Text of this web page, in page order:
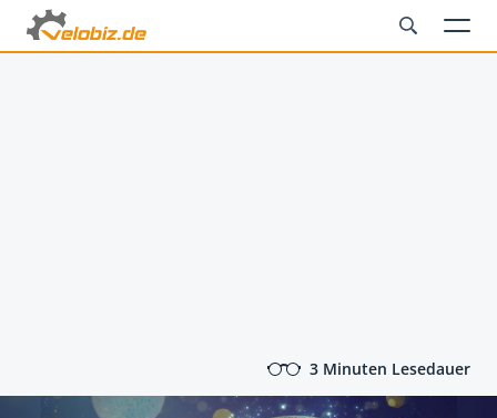
3 Minuten Lesedauer